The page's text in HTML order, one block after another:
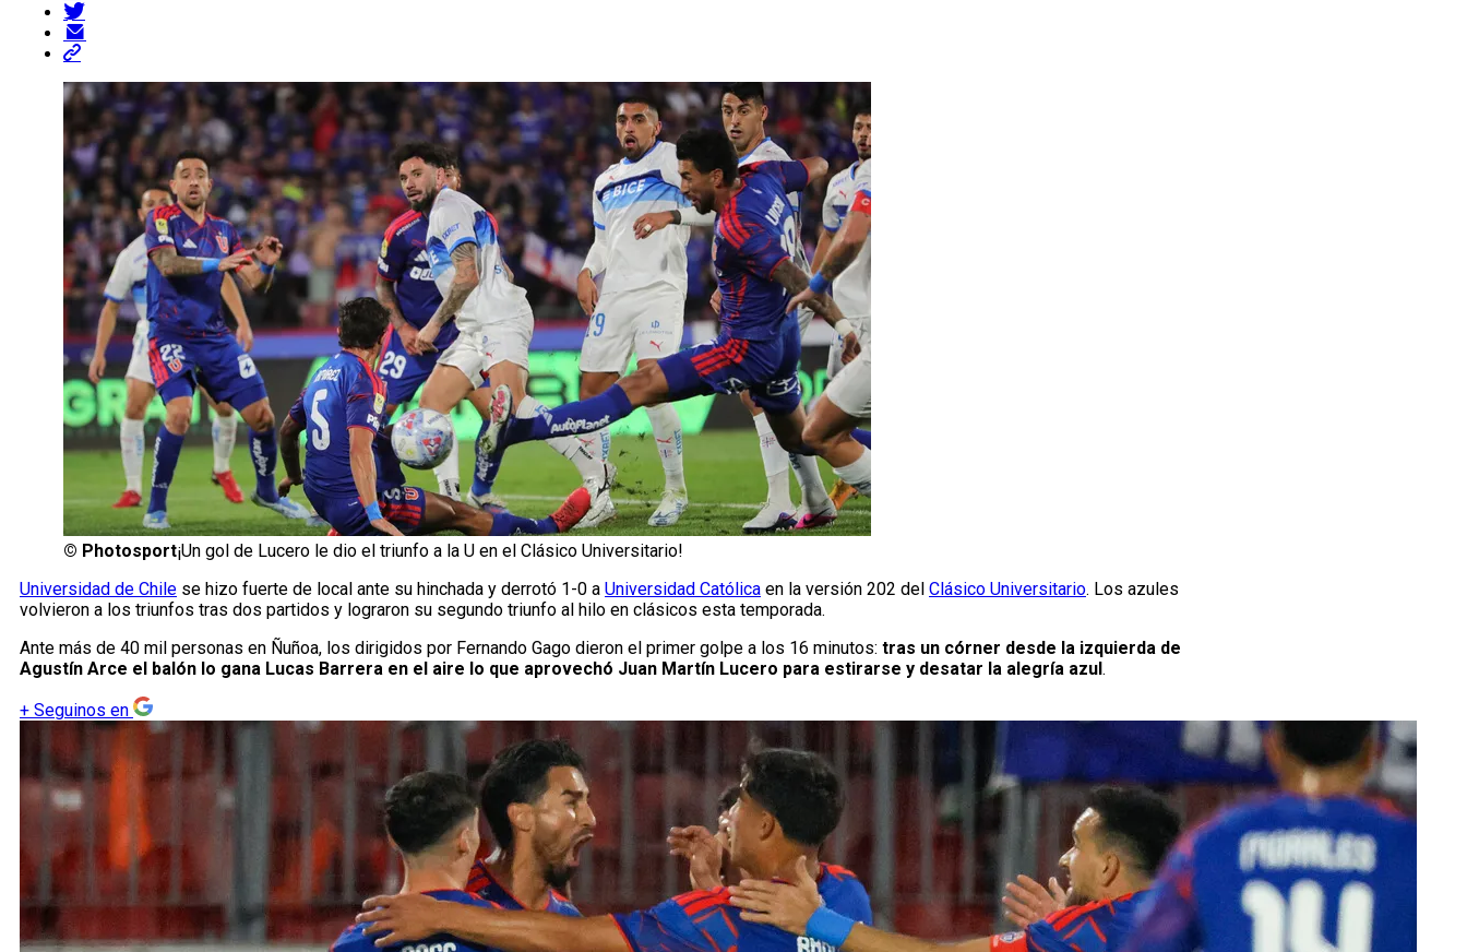
© Photosport¡Un gol de Lucero le dio el triunfo a la U en el Clásico Universitario!
Universidad de Chile se hizo fuerte de local ante su hinchada y derrotó 1-0 a Universidad Católica en la versión 202 del Clásico Universitario. Los azules
volvieron a los triunfos tras dos partidos y lograron su segundo triunfo al hilo en clásicos esta temporada.
Ante más de 40 mil personas en Ñuñoa, los dirigidos por Fernando Gago dieron el primer golpe a los 16 minutos: tras un córner desde la izquierda de
Agustín Arce el balón lo gana Lucas Barrera en el aire lo que aprovechó Juan Martín Lucero para estirarse y desatar la alegría azul .
+ Seguinos en